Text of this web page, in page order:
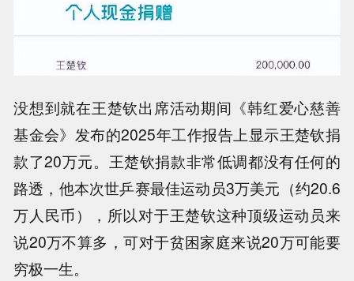
没想到就在王楚钦出席活动期间《韩红爱心慈善
基金会》发布的2025年工作报告上显示王楚钦捐
款了20万元。王楚钦捐款非常低调都没有任何的
路透，他本次世乒赛最佳运动员3万美元（约20.6
万人民币），所以对于王楚钦这种顶级运动员来
说20万不算多，可对于贫困家庭来说20万可能要
穷极一生。